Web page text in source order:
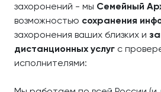
захоронений - мы Семейный
возможностью сохранения
захоронения ваших близких и
дистанционных услуг с
исполнителями: